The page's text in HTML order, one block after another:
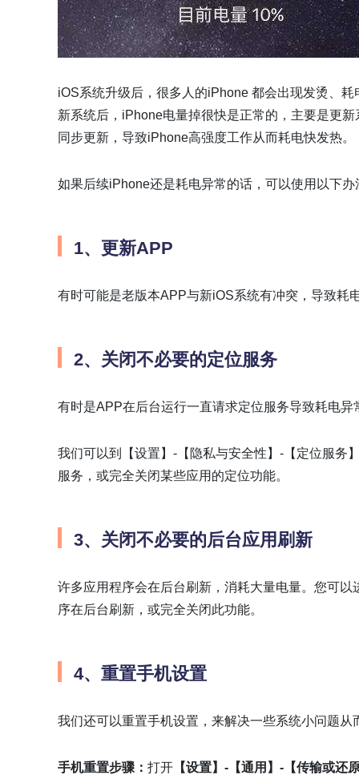
iOS系统升级后，很多人的iPhone 都会出现发烫、
新系统后，iPhone电量掉很快是正常的，主要是更
同步更新，导致iPhone高强度工作从而耗电快发热。
如果后续iPhone还是耗电异常的话，可以使用以下办
1、更新APP
有时可能是老版本APP与新iOS系统有冲突，导致耗
2、关闭不必要的定位服务
有时是APP在后台运行一直请求定位服务导致耗电异
我们可以到【设置】-【隐私与安全性】-【定位服务
服务，或完全关闭某些应用的定位功能。
3、关闭不必要的后台应用刷新
许多应用程序会在后台刷新，消耗大量电量。您可以
序在后台刷新，或完全关闭此功能。
4、重置手机设置
我们还可以重置手机设置，来解决一些系统小问题从
手机重置步骤： 打开 【设置】-【通用】-【传输或还